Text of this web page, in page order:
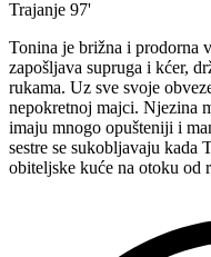
Trajanje 97'
Tonina je brižna i prodorna
zapošljava supruga i kćer,
rukama. Uz sve svoje
nepokretnoj majci. Njezina
imaju mnogo opušteniji i
sestre se sukobljavaju
obiteljske kuće na otoku